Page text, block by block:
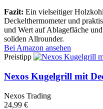
Fazit: Ein vielseitiger
Deckelthermometer und
und Wert auf Ablagefläche
soliden Allrounder.
Bei Amazon ansehen
Preistipp
Nexos Kugelgrill mit
Nexos Trading
24,99 €